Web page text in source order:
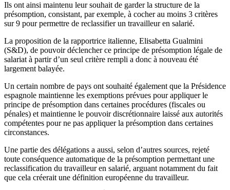
Ils ont ainsi maintenu leur souhait de garder la structure de la
présomption, consistant, par exemple, à cocher au moins 3 critères
sur 9 pour permettre de reclassifier un travailleur en salarié.
La proposition de la rapportrice italienne, Elisabetta Gualmini
(S&D), de pouvoir déclencher ce principe de présomption légale de
salariat à partir d’un seul critère rempli a donc à nouveau été
largement balayée.
Un certain nombre de pays ont souhaité également que la Présidence
espagnole maintienne les exemptions prévues pour appliquer le
principe de présomption dans certaines procédures (fiscales ou
pénales) et maintienne le pouvoir discrétionnaire laissé aux autorités
compétentes pour ne pas appliquer la présomption dans certaines
circonstances.
Une partie des délégations a aussi, selon d’autres sources, rejeté
toute conséquence automatique de la présomption permettant une
reclassification du travailleur en salarié, arguant notamment du fait
que cela créerait une définition européenne du travailleur.